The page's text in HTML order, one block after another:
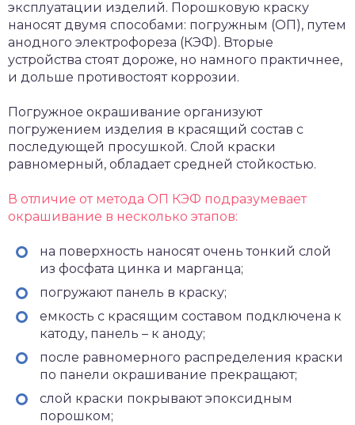
эксплуатации изделий. Порошковую краску
наносят двумя способами: погружным (ОП), путем
анодного электрофореза (КЭФ). Вторые
устройства стоят дороже, но намного практичнее,
и дольше противостоят коррозии.
Погружное окрашивание организуют
погружением изделия в красящий состав с
последующей просушкой. Слой краски
равномерный, обладает средней стойкостью.
В отличие от метода ОП КЭФ подразумевает
окрашивание в несколько этапов:
на поверхность наносят очень тонкий слой
из фосфата цинка и марганца;
погружают панель в краску;
емкость с красящим составом подключена к
катоду, панель – к аноду;
после равномерного распределения краски
по панели окрашивание прекращают;
слой краски покрывают эпоксидным
порошком;